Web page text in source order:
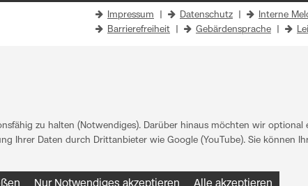
Impressum Datenschutz
Interne
Barrierefreiheit
Gebärdensprache
zu halten (Notwendiges). Darüber hinaus möchten wir optional
Ihrer Daten durch Drittanbieter wie Google (YouTube). Sie können
Nur Notwendiges akzeptieren Alle akzeptieren